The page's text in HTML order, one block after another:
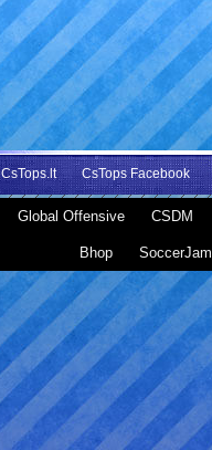
CsTops.lt CsTops Facebook
Global Offensive CSDM
Bhop SoccerJam